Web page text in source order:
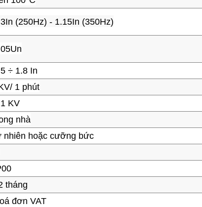
(250Hz) - 1.15In (350Hz)
÷ 1.8 In
1 phút
KV
nhà
nhiên hoặc cưỡng bức
tháng
đơn VAT